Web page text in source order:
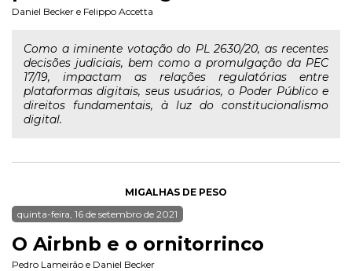
Daniel Becker e Felippo Accetta
Como a iminente votação do PL 2630/20, as recentes
decisões judiciais, bem como a promulgação da PEC
17/19, impactam as relações regulatórias entre
plataformas digitais, seus usuários, o Poder Público e
direitos fundamentais, à luz do constitucionalismo
digital.
MIGALHAS DE PESO
quinta-feira, 16 de setembro de 2021
O Airbnb e o ornitorrinco
Pedro Lameirão e Daniel Becker